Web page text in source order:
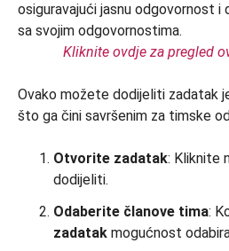
Kliknite ovdje za pregled
Ovako možete dodijeliti zadatak
što ga čini savršenim za timske
Otvorite zadatak: Kliknite
dodijeliti.
Odaberite članove tima:
zadatak mogućnost